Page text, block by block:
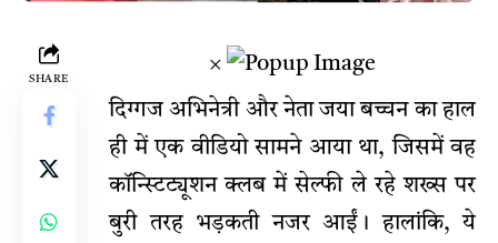
SHARE
×
दिग्गज अभिनेत्री और नेता जया बच्चन का हाल
ही में एक वीडियो सामने आया था, जिसमें वह
कॉन्स्टिट्यूशन क्लब में सेल्फी ले रहे शख्स पर
बुरी तरह भड़कती नजर आईं। हालांकि, ये